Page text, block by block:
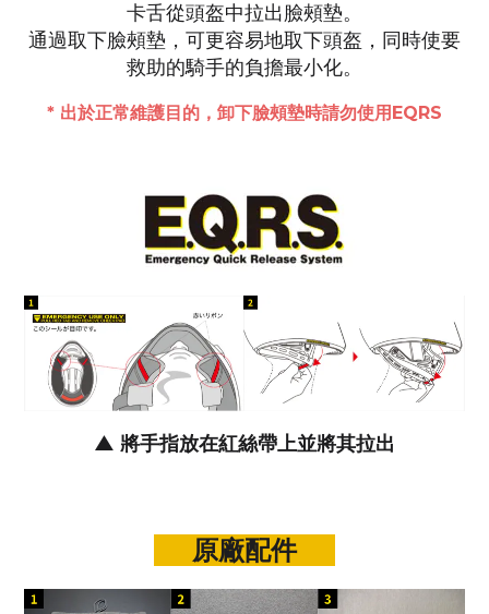
卡舌從頭盔中拉出臉頰墊。
通過取下臉頰墊，可更容易地取下頭盔，同時使要
救助的騎手的負擔最小化。
* 出於正常維護目的，卸下臉頰墊時請勿使用EQRS
▲ 將手指放在紅絲帶上並將其拉出
原廠配件